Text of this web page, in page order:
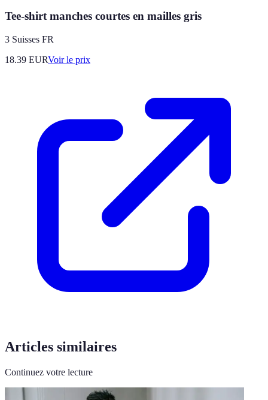
Tee-shirt manches courtes en mailles gris
3 Suisses FR
18.39 EURVoir le prix
Articles similaires
Continuez votre lecture